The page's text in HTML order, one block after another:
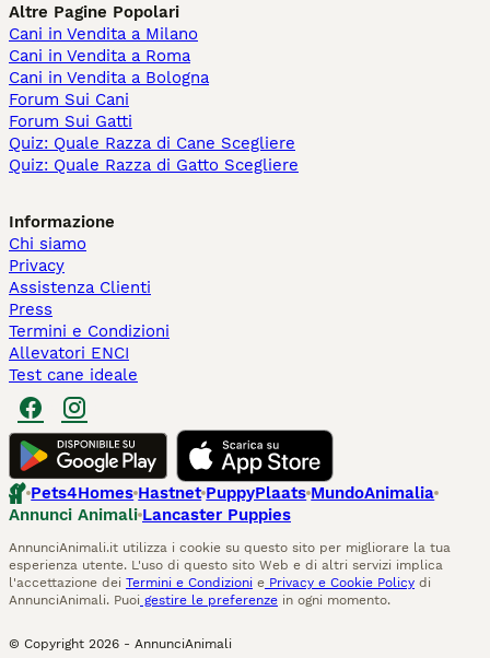
Altre Pagine Popolari
Cani in Vendita a Milano
Cani in Vendita a Roma
Cani in Vendita a Bologna
Forum Sui Cani
Forum Sui Gatti
Quiz: Quale Razza di Cane Scegliere
Quiz: Quale Razza di Gatto Scegliere
Informazione
Chi siamo
Privacy
Assistenza Clienti
Press
Termini e Condizioni
Allevatori ENCI
Test cane ideale
Pets4Homes Hastnet PuppyPlaats MundoAnimalia
Annunci Animali Lancaster Puppies
AnnunciAnimali.it utilizza i cookie su questo sito per migliorare la tua
esperienza utente. L'uso di questo sito Web e di altri servizi implica
l'accettazione dei Termini e Condizioni e Privacy e Cookie Policy di
AnnunciAnimali. Puoi gestire le preferenze in ogni momento.
© Copyright 2026 - AnnunciAnimali